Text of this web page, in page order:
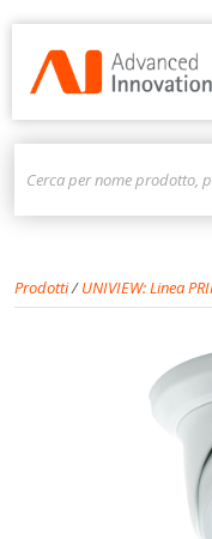
Prodotti/UNIVIEW: Linea